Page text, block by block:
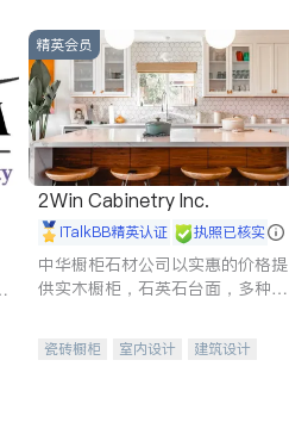
商标注册
索赔 律师-其它 保释
精英会员
2Win Cabinetry Inc.
iTalkBB精英认证 执照已核实
中华橱柜石材公司以实惠的价格提
供实木橱柜，石英石台面，多种优
机。品质厨房，家的选择。
瓷砖橱柜 室内设计
建筑设计